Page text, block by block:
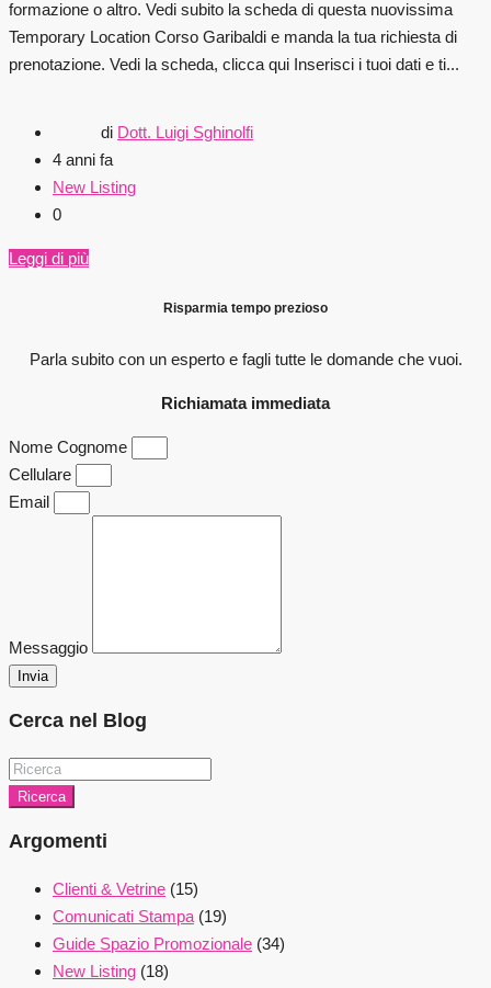
formazione o altro. Vedi subito la scheda di questa nuovissima
Temporary Location Corso Garibaldi e manda la tua richiesta di
prenotazione. Vedi la scheda, clicca qui Inserisci i tuoi dati e ti...
di Dott. Luigi Sghinolfi
4 anni fa
New Listing
0
Leggi di più
Risparmia tempo prezioso
Parla subito con un esperto e faglitutte le domande che vuoi.
Richiamata immediata
Nome Cognome
Cellulare
Email
Messaggio
Invia
Cerca nel Blog
Ricerca
Argomenti
Clienti & Vetrine (15)
Comunicati Stampa (19)
Guide Spazio Promozionale (34)
New Listing (18)